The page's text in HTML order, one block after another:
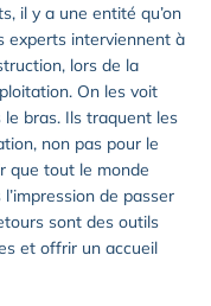
il y a une entité qu’on
experts interviennent à
lors de la
On les voit
bras. Ils traquent les
non pas pour le
que tout le monde
de passer
sont des outils
et offrir un accueil